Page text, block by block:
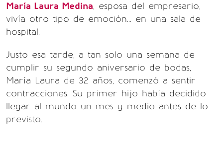
María Laura Medina, esposa del empresario,
vivía otro tipo de emoción... en una sala de
hospital.
Justo esa tarde, a tan solo una semana de
cumplir su segundo aniversario de bodas,
María Laura de 32 años, comenzó a sentir
contracciones. Su primer hijo había decidido
llegar al mundo un mes y medio antes de lo
previsto.